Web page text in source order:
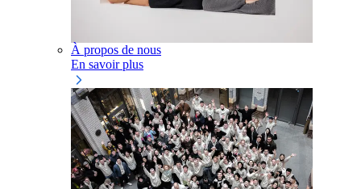
À propos de nous
En savoir plus